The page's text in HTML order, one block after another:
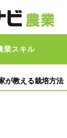
業スキル
が教える栽培方法